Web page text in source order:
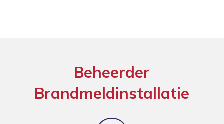
Beheerder
Brandmeldinstallatie